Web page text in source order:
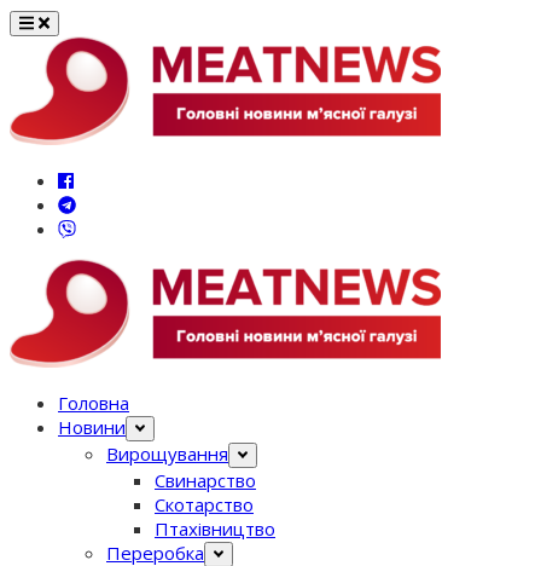
Перейти
вмісту
Головна
Новини
Вирощування
Свинарство
Скотарство
Птахівництво
Переробка